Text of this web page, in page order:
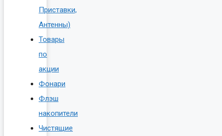
Приставки,
Антенны)
Товары
по
акции
Фонари
Флэш
накопители
Чистящие